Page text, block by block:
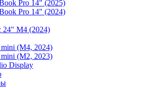
Pro 14" (2025)
Pro 14" (2024)
24" M4 (2024)
(M4, 2024)
(M2, 2023)
Display